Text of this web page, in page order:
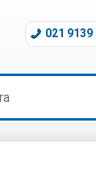
021 9139